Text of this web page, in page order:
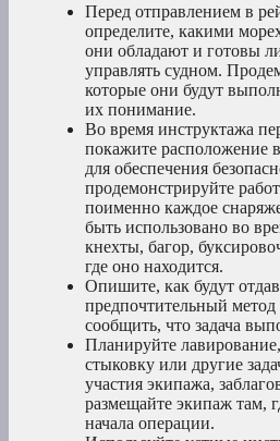
Перед отправлением в
определите, какими
они обладают и готовы
управлять судном.
которые они будут
их понимание.
Во время инструктажа
покажите расположение
для обеспечения
продемонстрируйте
поименно каждое
быть использовано во
кнехты, багор,
где оно находится.
Опишите, как будут
предпочтительный
сообщить, что задача
Планируйте
стыковку или другие
участия экипажа,
размещайте экипаж там,
начала операции.